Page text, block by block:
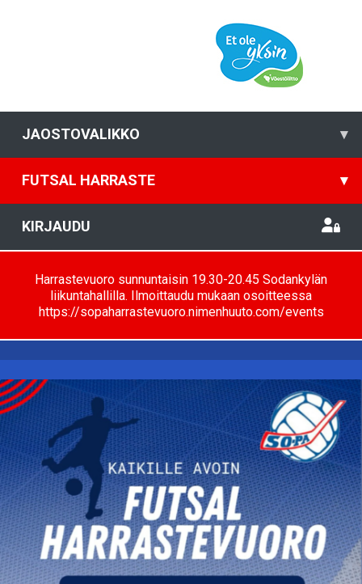
JAOSTOVALIKKO ▾
FUTSAL HARRASTE ▾
KIRJAUDU
Harrastevuoro sunnuntaisin 19.30-20.45 Sodankylän
liikuntahallilla. Ilmoittaudu mukaan osoitteessa
https://sopaharrastevuoro.nimenhuuto.com/events